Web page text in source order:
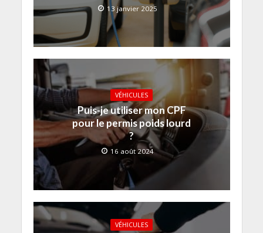
13 janvier 2025
VÉHICULES
Puis-je utiliser mon CPF
pour le permis poids lourd
?
16 août 2024
VÉHICULES